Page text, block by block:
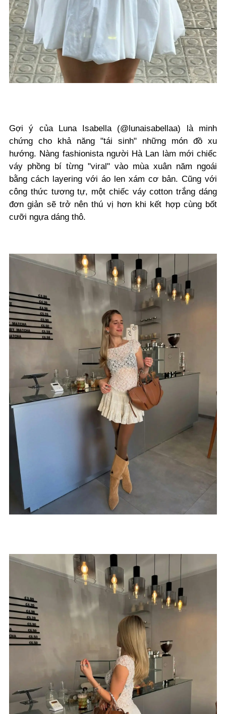
Gợi ý của Luna Isabella (@lunaisabellaa) là minh
chứng cho khả năng "tái sinh" những món đồ xu
hướng. Nàng fashionista người Hà Lan làm mới chiếc
váy phồng bí từng "viral" vào mùa xuân năm ngoái
bằng cách layering với áo len xám cơ bản. Cũng với
công thức tương tự, một chiếc váy cotton trắng dáng
đơn giản sẽ trở nên thú vị hơn khi kết hợp cùng bốt
cưỡi ngựa dáng thô.